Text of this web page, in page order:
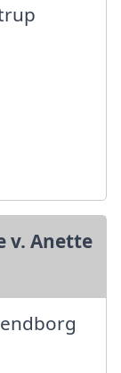
v. Anette